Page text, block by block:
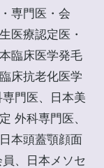
専門医・会
医療認定医・
臨床医学発毛
床抗老化医学
門医、日本美
外科専門医、
本頭蓋顎顔面
、日本メソセ